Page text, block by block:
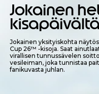
m
2
o
3
Jokainen
kisapäivältä
Jokainen yksityiskohta
Cup 26™ -kisoja. Saat
virallisen tunnussävelen
vesileiman, joka tunnistaa
fanikuvasta juhlan.